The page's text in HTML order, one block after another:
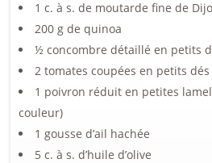
1 c. à s. de moutarde fine de
200 g de quinoa
½ concombre détaillé en petits
2 tomates coupées en petits dés
1 poivron réduit en petites
couleur)
1 gousse d’ail hachée
5 c. à s. d’huile d’olive